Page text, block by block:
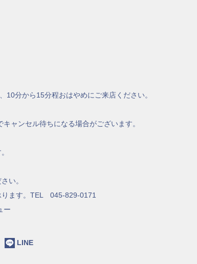
分から15分程おはやめにご来店ください。
ャンセル待ちになる場合がございます。
い。
ります。TEL 045-829-0171
ー
LINE